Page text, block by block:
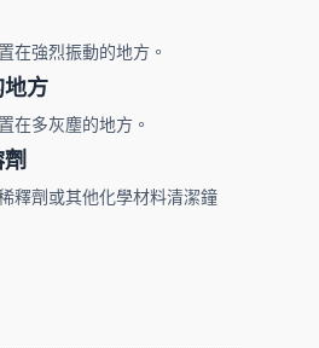
在強烈振動的地方。
地方
在多灰塵的地方。
釋劑或其他化學材料清潔鐘